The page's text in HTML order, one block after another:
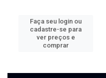
Faça seu login ou
cadastre-se para
ver preços e
comprar